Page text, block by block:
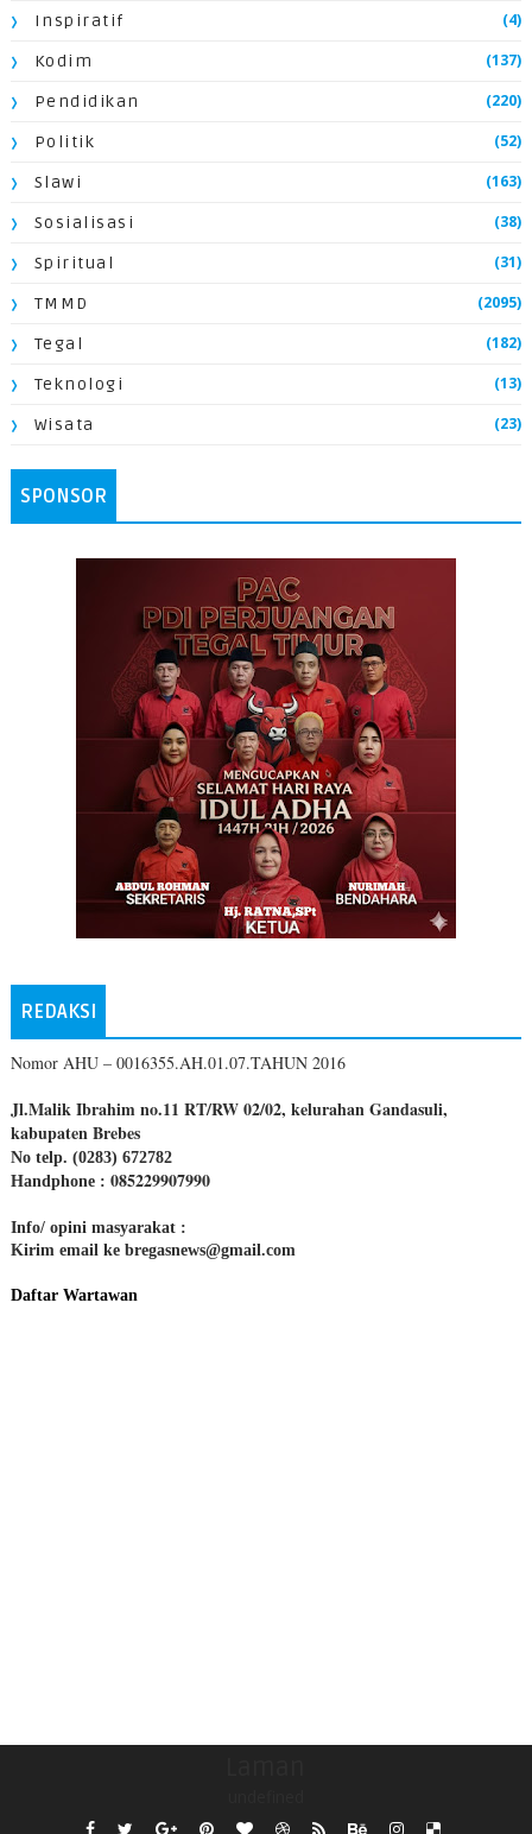
Inspiratif (4)
Kodim (137)
Pendidikan (220)
Politik (52)
Slawi (163)
Sosialisasi (38)
Spiritual (31)
TMMD (2095)
Tegal (182)
Teknologi (13)
Wisata (23)
SPONSOR
REDAKSI
Nomor AHU – 0016355.AH.01.07.TAHUN 2016
Jl.Malik Ibrahim no.11 RT/RW 02/02, kelurahan Gandasuli,
kabupaten Brebes
No telp. (0283) 672782
Handphone : 085229907990
Info/ opini masyarakat :
Kirim email ke bregasnews@gmail.com
Daftar Wartawan